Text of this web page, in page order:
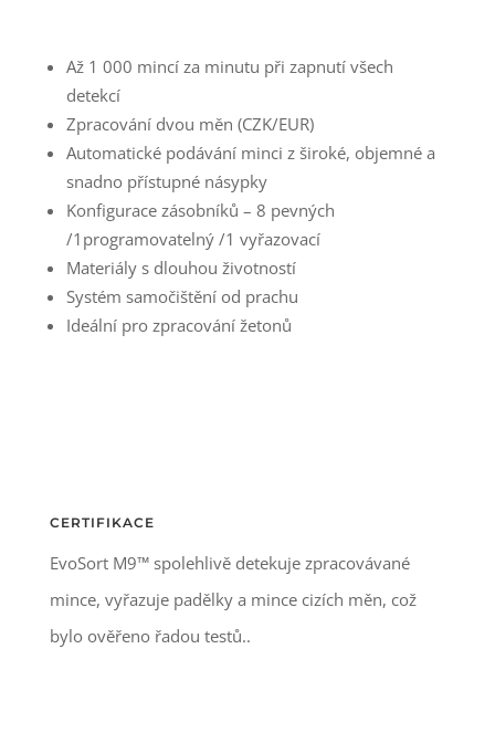
Až 1 000 mincí za minutu při zapnutí všech
detekcí
Zpracování dvou měn (CZK/EUR)
Automatické podávání minci z široké, objemné a
snadno přístupné násypky
Konfigurace zásobníků – 8 pevných
/1programovatelný /1 vyřazovací
Materiály s dlouhou životností
Systém samočištění od prachu
Ideální pro zpracování žetonů
CERTIFIKACE
EvoSort M9™ spolehlivě detekuje zpracovávané
mince, vyřazuje padělky a mince cizích měn, což
bylo ověřeno řadou testů..